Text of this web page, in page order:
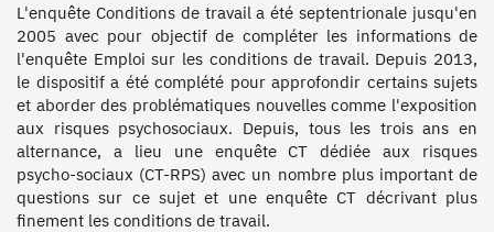
L'enquête Conditions de travail a été septentrionale jusqu'en
2005 avec pour objectif de compléter les informations de
l'enquête Emploi sur les conditions de travail. Depuis 2013,
le dispositif a été complété pour approfondir certains sujets
et aborder des problématiques nouvelles comme l'exposition
aux risques psychosociaux. Depuis, tous les trois ans en
alternance, a lieu une enquête CT dédiée aux risques
psycho-sociaux (CT-RPS) avec un nombre plus important de
questions sur ce sujet et une enquête CT décrivant plus
finement les conditions de travail.